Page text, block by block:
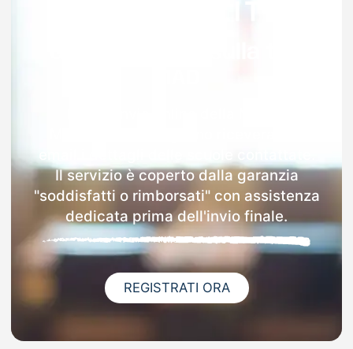
Il servizio è coperto dalla garanzia
"soddisfatti o rimborsati" con assistenza
dedicata prima dell'invio finale.
REGISTRATI ORA